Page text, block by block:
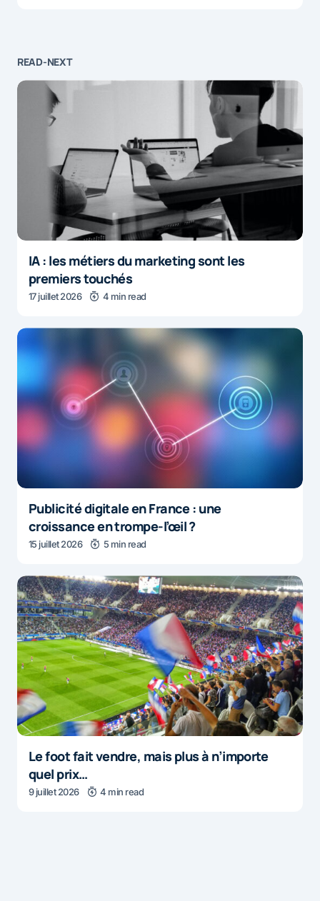
READ-NEXT
IA : les métiers du marketing sont les
premiers touchés
17 juillet 2026 4 min read
Publicité digitale en France : une
croissance en trompe-l’œil ?
15 juillet 2026 5 min read
Le foot fait vendre, mais plus à n’importe
quel prix…
9 juillet 2026 4 min read